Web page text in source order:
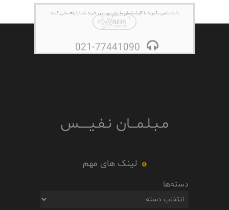
با ما تماس بگیرید تا کارشناسان ما برای بهترین خرید شما را راهنمایی کنند
مـبـلـمـــان نـفـیـــــس
لینک های مهم
دسته‌ها